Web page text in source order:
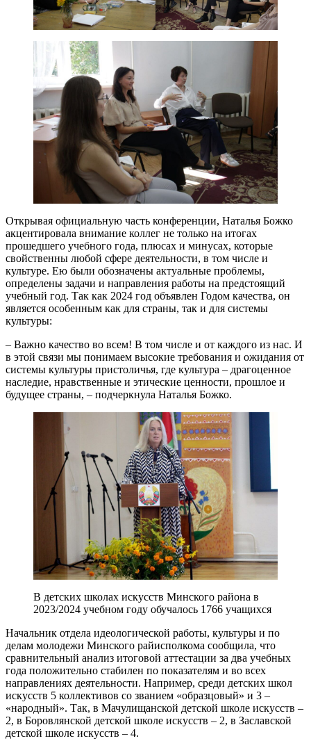
Открывая официальную часть конференции, Наталья Божко
акцентировала внимание коллег не только на итогах
прошедшего учебного года, плюсах и минусах, которые
свойственны любой сфере деятельности, в том числе и
культуре. Ею были обозначены актуальные проблемы,
определены задачи и направления работы на предстоящий
учебный год. Так как 2024 год объявлен Годом качества, он
является особенным как для страны, так и для системы
культуры:
– Важно качество во всем! В том числе и от каждого из нас. И
в этой связи мы понимаем высокие требования и ожидания от
системы культуры пристоличья, где культура – драгоценное
наследие, нравственные и этические ценности, прошлое и
будущее страны, – подчеркнула Наталья Божко.
В детских школах искусств Минского района в
2023/2024 учебном году обучалось 1766 учащихся
Начальник отдела идеологической работы, культуры и по
делам молодежи Минского райисполкома сообщила, что
сравнительный анализ итоговой аттестации за два учебных
года положительно стабилен по показателям и во всех
направлениях деятельности. Например, среди детских школ
искусств 5 коллективов со званием «образцовый» и 3 –
«народный». Так, в Мачулищанской детской школе искусств –
2, в Боровлянской детской школе искусств – 2, в Заславской
детской школе искусств – 4.